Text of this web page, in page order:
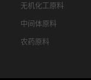
无机化工原料
中间体原料
农药原料